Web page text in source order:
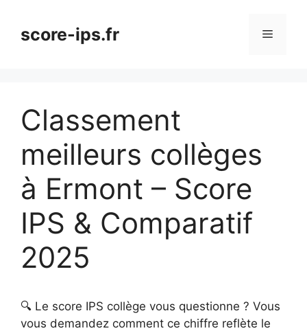
contenuscore-ips.fr Menu
Classement
meilleurs collèges
à Ermont – Score
IPS & Comparatif
2025
🔍 Le score IPS collège vous questionne ? Vous
vous demandez comment ce chiffre reflète le